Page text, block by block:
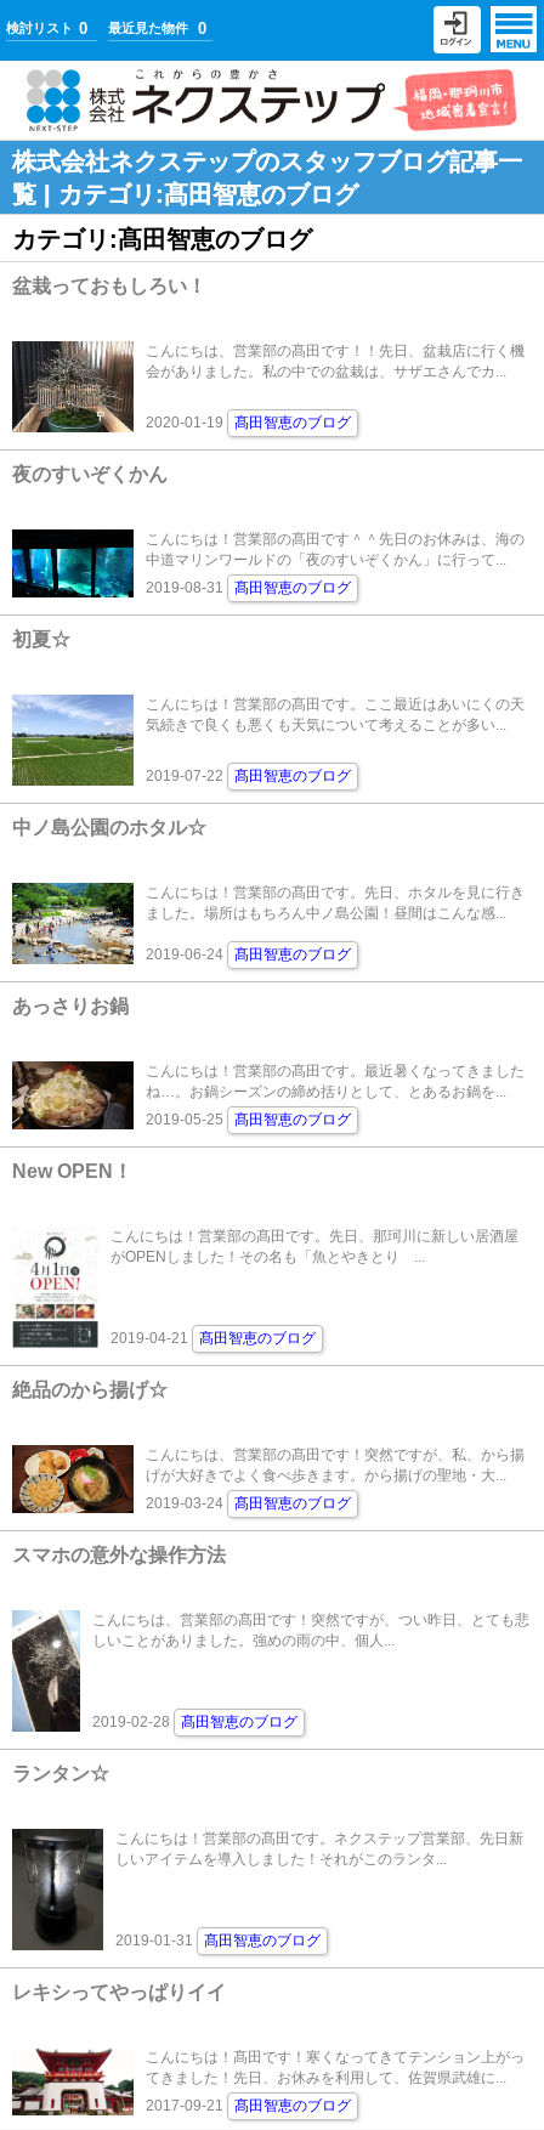
検討リスト 0 最近見た物件 0
株式会社ネクステップのスタッフブログ記事一
覧 | カテゴリ:髙田智恵のブログ
カテゴリ:髙田智恵のブログ
盆栽っておもしろい！
こんにちは、営業部の髙田です！！先日、盆栽店に行く機
会がありました。私の中での盆栽は、サザエさんでカ...
2020-01-19 髙田智恵のブログ
夜のすいぞくかん
こんにちは！営業部の髙田です＾＾先日のお休みは、海の
中道マリンワールドの「夜のすいぞくかん」に行って...
2019-08-31
髙田智恵のブログ
初夏☆
こんにちは！営業部の髙田です。ここ最近はあいにくの天
気続きで良くも悪くも天気について考えることが多い...
2019-07-22 髙田智恵のブログ
中ノ島公園のホタル☆
こんにちは！営業部の髙田です。先日、ホタルを見に行き
ました。場所はもちろん中ノ島公園！昼間はこんな感...
2019-06-24 髙田智恵のブログ
あっさりお鍋
こんにちは！営業部の髙田です。最近暑くなってきました
ね…。お鍋シーズンの締め括りとして、とあるお鍋を...
2019-05-25
髙田智恵のブログ
New OPEN！
こんにちは！営業部の髙田です。先日、那珂川に新しい居酒屋
がOPENしました！その名も「魚とやきとり ...
2019-04-21 髙田智恵のブログ
絶品のから揚げ☆
こんにちは、営業部の髙田です！突然ですが、私、から揚
げが大好きでよく食べ歩きます。から揚げの聖地・大...
2019-03-24
髙田智恵のブログ
スマホの意外な操作方法
こんにちは、営業部の髙田です！突然ですが、つい昨日、とても悲
しいことがありました。強めの雨の中、個人...
2019-02-28 髙田智恵のブログ
ランタン☆
こんにちは！営業部の髙田です。ネクステップ営業部、先日新
しいアイテムを導入しました！それがこのランタ...
2019-01-31 髙田智恵のブログ
レキシってやっぱりイイ
こんにちは！髙田です！寒くなってきてテンション上がっ
てきました！先日、お休みを利用して、佐賀県武雄に...
2017-09-21
髙田智恵のブログ